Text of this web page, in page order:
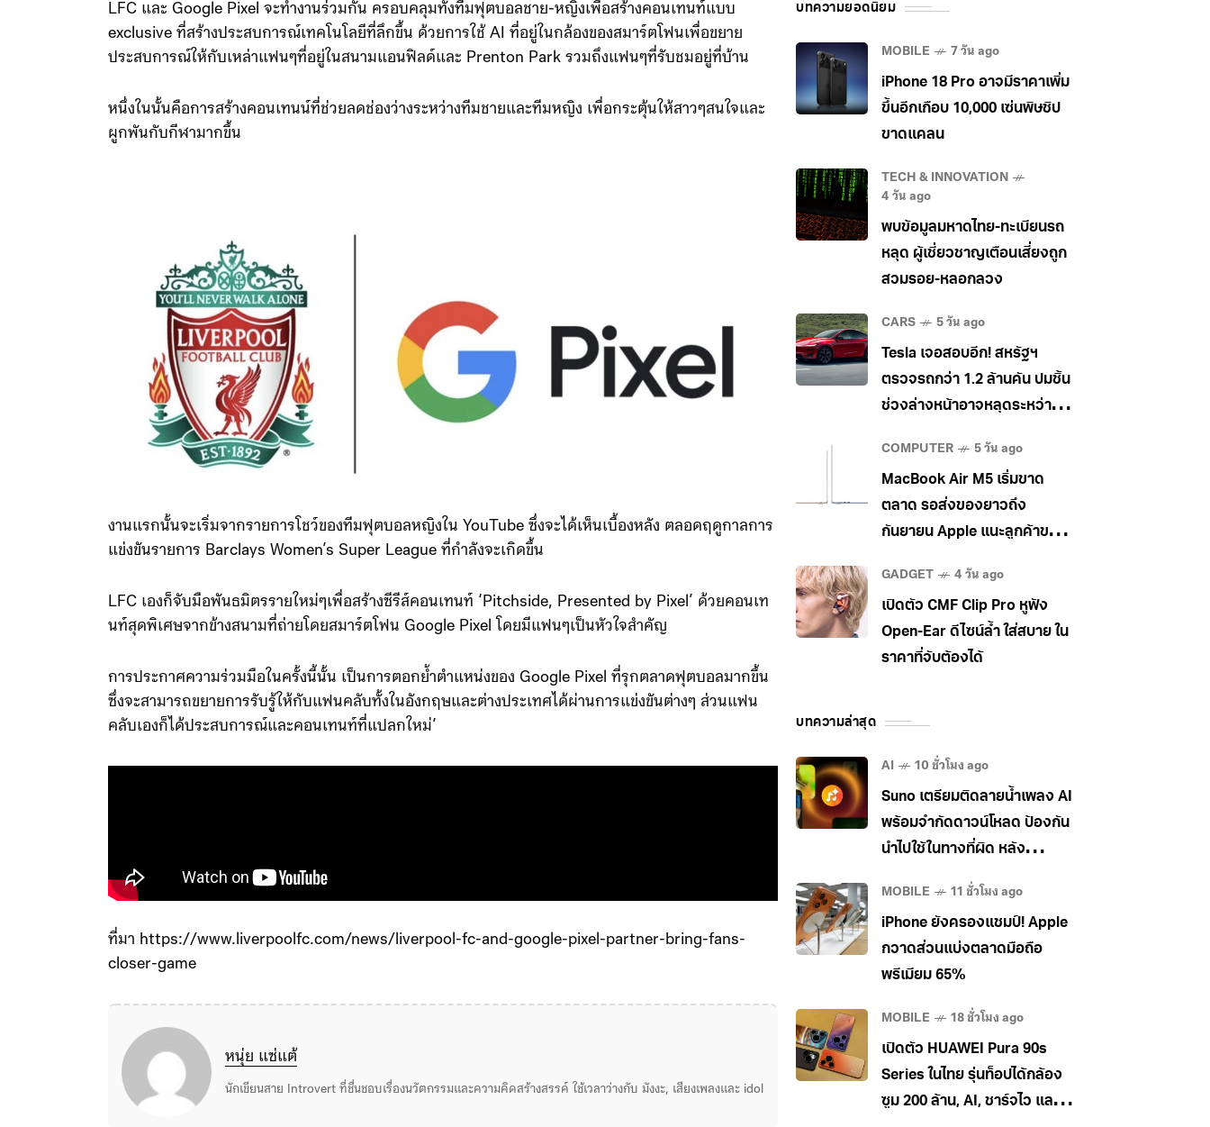
LFC และ Google Pixel จะทำงานร่วมกัน ครอบคลุมทั้งทีมฟุตบอลชาย-หญิงเพื่อสร้างคอนเทนท์แบบ
exclusive ที่สร้างประสบการณ์เทคโนโลยีที่ลึกขึ้น ด้วยการใช้ AI ที่อยู่ในกล้องของสมาร์ตโฟนเพื่อขยาย
ประสบการณ์ให้กับเหล่าแฟนๆที่อยู่ในสนามแอนฟิลด์และ Prenton Park รวมถึงแฟนๆที่รับชมอยู่ที่บ้าน
หนึ่งในนั้นคือการสร้างคอนเทนน์ที่ช่วยลดช่องว่างระหว่างทีมชายและทีมหญิง เพื่อกระตุ้นให้สาวๆสนใจและ
ผูกพันกับกีฬามากขึ้น
งานแรกนั้นจะเริ่มจากรายการโชว์ของทีมฟุตบอลหญิงใน YouTube ซึ่งจะได้เห็นเบื้องหลัง ตลอดฤดูกาลการ
แข่งขันรายการ Barclays Women’s Super League ที่กำลังจะเกิดขึ้น
LFC เองก็จับมือพันธมิตรรายใหม่ๆเพื่อสร้างซีรีส์คอนเทนท์ ‘Pitchside, Presented by Pixel’ ด้วยคอนเท
นท์สุดพิเศษจากข้างสนามที่ถ่ายโดยสมาร์ตโฟน Google Pixel โดยมีแฟนๆเป็นหัวใจสำคัญ
การประกาศความร่วมมือในครั้งนี้นั้น เป็นการตอกย้ำตำแหน่งของ Google Pixel ที่รุกตลาดฟุตบอลมากขึ้น
ซึ่งจะสามารถขยายการรับรู้ให้กับแฟนคลับทั้งในอังกฤษและต่างประเทศได้ผ่านการแข่งขันต่างๆ ส่วนแฟน
คลับเองก็ได้ประสบการณ์และคอนเทนท์ที่แปลกใหม่’
ที่มา https://www.liverpoolfc.com/news/liverpool-fc-and-google-pixel-partner-bring-fans-
closer-game
หนุ่ย แซ่แต้
นักเขียนสาย Introvert ที่ชื่นชอบเรื่องนวัตกรรมและความคิดสร้างสรรค์ ใช้เวลาว่างกับ มังงะ, เสียงเพลงและ idol
บทความยอดนิยม
MOBILE 7 วัน ago
iPhone 18 Pro อาจมีราคาเพิ่ม
ขึ้นอีกเกือบ 10,000 เซ่นพิษชิป
ขาดแคลน
TECH & INNOVATION
4 วัน ago
พบข้อมูลมหาดไทย-ทะเบียนรถ
หลุด ผู้เชี่ยวชาญเตือนเสี่ยงถูก
สวมรอย-หลอกลวง
CARS 5 วัน ago
Tesla เจอสอบอีก! สหรัฐฯ
ตรวจรถกว่า 1.2 ล้านคัน ปมชิ้น
ช่วงล่างหน้าอาจหลุดระหว่าง
COMPUTER 5 วัน ago
MacBook Air M5 เริ่มขาด
ตลาด รอส่งของยาวถึง
กันยายน Apple แนะลูกค้าขยับ
GADGET 4 วัน ago
เปิดตัว CMF Clip Pro หูฟัง
Open-Ear ดีไซน์ล้ำ ใส่สบาย ใน
ราคาที่จับต้องได้
บทความล่าสุด
AI 10 ชั่วโมง ago
Suno เตรียมติดลายน้ำเพลง AI
พร้อมจำกัดดาวน์โหลด ป้องกัน
นำไปใช้ในทางที่ผิด หลัง
MOBILE 11 ชั่วโมง ago
iPhone ยังครองแชมป์! Apple
กวาดส่วนแบ่งตลาดมือถือ
พรีเมียม 65%
MOBILE 18 ชั่วโมง ago
เปิดตัว HUAWEI Pura 90s
Series ในไทย รุ่นท็อปได้กล้อง
ซูม 200 ล้าน, AI, ชาร์จไว และใช้